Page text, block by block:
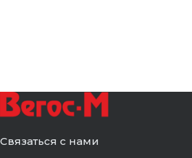
Связаться с нами